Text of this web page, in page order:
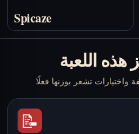
Spicaze
هذه اللعبة
📝